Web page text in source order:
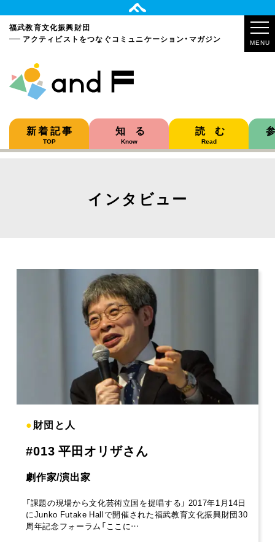
福武教育文化振興財団
アクティビストをつなぐコミュニケーション・マガジン MENU
新着記事
TOP
知る
Know
読む
Read
インタビュー
●財団と人
#013 平田オリザさん
劇作家/演出家
「課題の現場から文化芸術立国を提唱する」 2017年1月14日
にJunko Futake Hallで開催された福武教育文化振興財団30
周年記念フォーラム「ここに…